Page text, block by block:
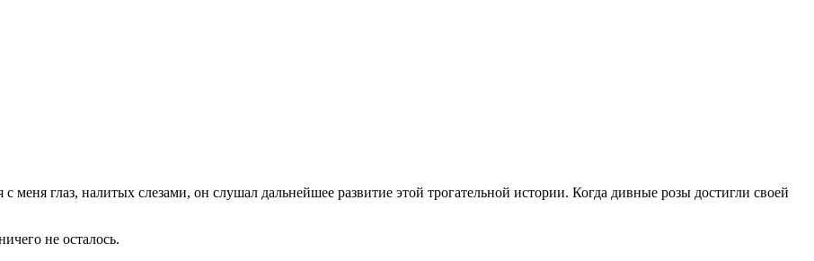
меня глаз, налитых слезами, он слушал дальнейшее развитие этой трогательной истории. Когда дивные розы достигли своей
не осталось.